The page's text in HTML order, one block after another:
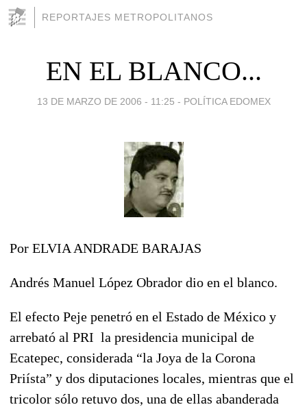
REPORTAJES METROPOLITANOS
EN EL BLANCO...
13 DE MARZO DE 2006 - 11:25 - POLÍTICA EDOMEX
Por ELVIA ANDRADE BARAJAS
Andrés Manuel López Obrador dio en el blanco.
El efecto Peje penetró en el Estado de México y
arrebató al PRI la presidencia municipal de
Ecatepec, considerada “la Joya de la Corona
Priísta” y dos diputaciones locales, mientras que el
tricolor sólo retuvo dos, una de ellas abanderada